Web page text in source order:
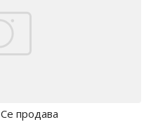
Се продава